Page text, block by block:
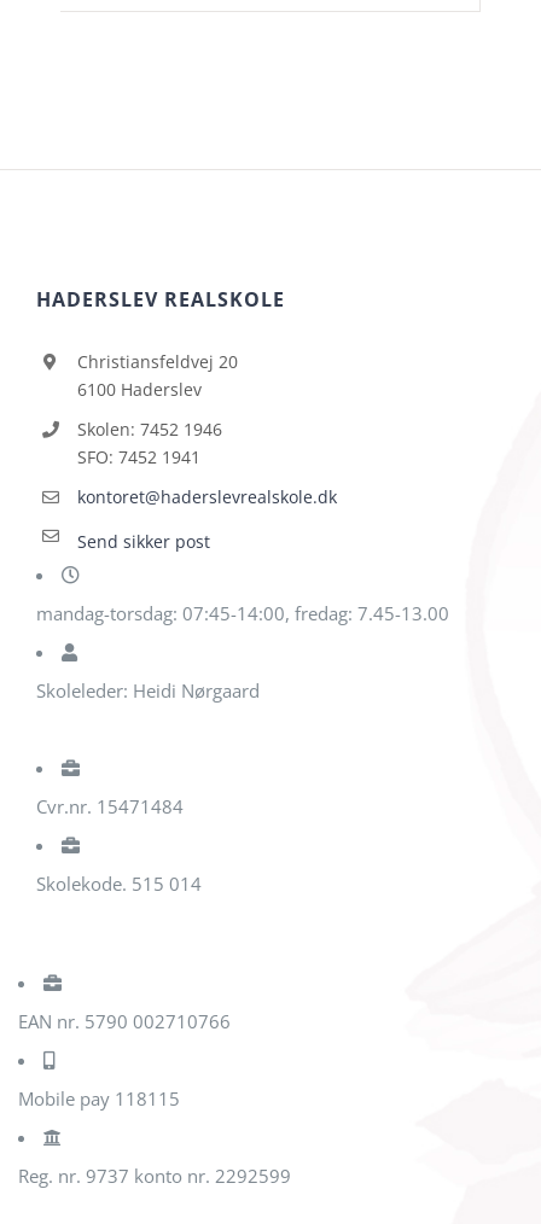
HADERSLEV REALSKOLE
Christiansfeldvej 20
6100 Haderslev
Skolen: 7452 1946
SFO: 7452 1941
kontoret@haderslevrealskole.dk
Send sikker post
mandag-torsdag: 07:45-14:00, fredag: 7.45-13.00
Skoleleder: Heidi Nørgaard
Cvr.nr. 15471484
Skolekode. 515 014
EAN nr. 5790 002710766
Mobile pay 118115
Reg. nr. 9737 konto nr. 2292599